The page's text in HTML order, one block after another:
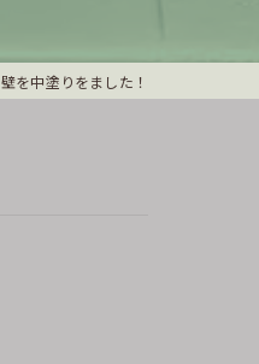
壁を中塗りをました！